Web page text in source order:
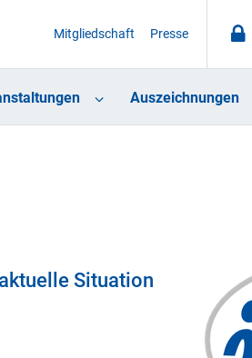
Mitgliedschaft Presse
Auszeichnungen
Situation